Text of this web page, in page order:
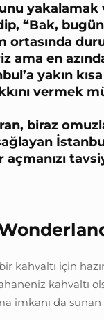
yakalamak
“Bak,
ortasında
ama en
yakın
vermek
biraz
açmanızı
kahvaltı için
kahvaltı
imkanı da sunan